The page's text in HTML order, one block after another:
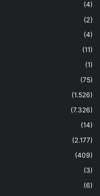
(4)
(2)
(4)
(11)
(1)
(75)
(1.526)
(7.326)
(14)
(2.177)
(409)
(3)
(6)